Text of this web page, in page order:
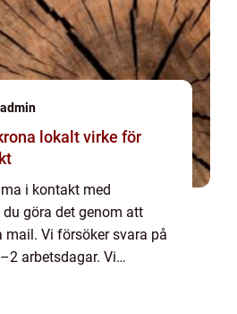
admin
för
i kontakt med
göra det genom att
mail. Vi försöker svara på
arbetsdagar. Vi